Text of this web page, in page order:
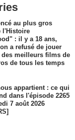
au plus gros
l'Histoire
: il y a 18 ans,
a refusé de jouer
meilleurs films de
de tous les temps
appartient : ce qui
dans l'épisode 2265
7 août 2026